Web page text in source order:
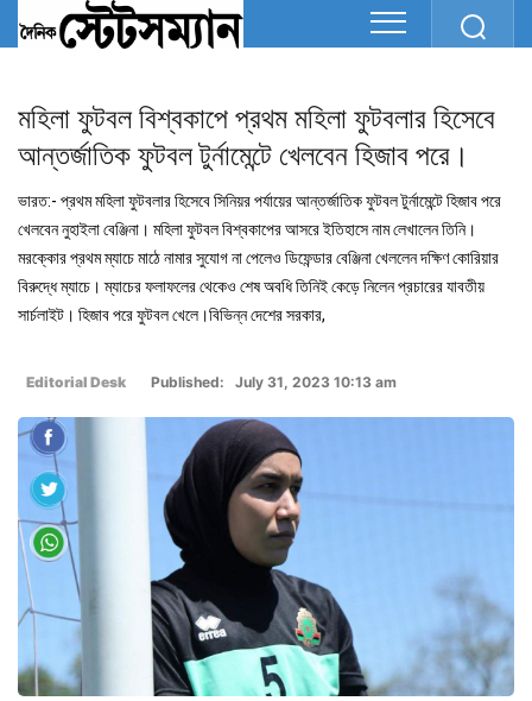
মহিলা ফুটবল বিশ্বকাপে প্রথম মহিলা ফুটবলার হিসেবে
আন্তর্জাতিক ফুটবল টুর্নামেন্টে খেলবেন হিজাব পরে।
ভারত:- প্রথম মহিলা ফুটবলার হিসেবে সিনিয়র পর্যায়ের আন্তর্জাতিক ফুটবল টুর্নামেন্টে হিজাব পরে
খেলবেন নুহাইলা বেঞ্জিনা। মহিলা ফুটবল বিশ্বকাপের আসরে ইতিহাসে নাম লেখালেন তিনি।
মরক্কোর প্রথম ম্যাচে মাঠে নামার সুযোগ না পেলেও ডিফেন্ডার বেঞ্জিনা খেললেন দক্ষিণ কোরিয়ার
বিরুদ্ধে ম্যাচে। ম্যাচের ফলাফলের থেকেও শেষ অবধি তিনিই কেড়ে নিলেন প্রচারের যাবতীয়
সার্চলাইট। হিজাব পরে ফুটবল খেলে।বিভিন্ন দেশের সরকার,
Editorial Desk Published: July 31, 2023 10:13 am